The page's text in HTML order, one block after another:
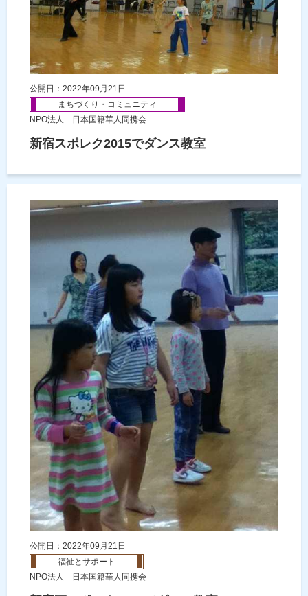
公開日：2022年09月21日
まちづくり・コミュニティ
NPO法人 日本国籍華人同携会
新宿スポレク2015でダンス教室
公開日：2022年09月21日
福祉とサポート
NPO法人 日本国籍華人同携会